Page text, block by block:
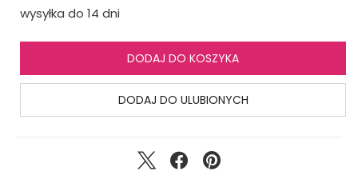
wysyłka do 14 dni
DODAJ DO KOSZYKA
DODAJ DO ULUBIONYCH